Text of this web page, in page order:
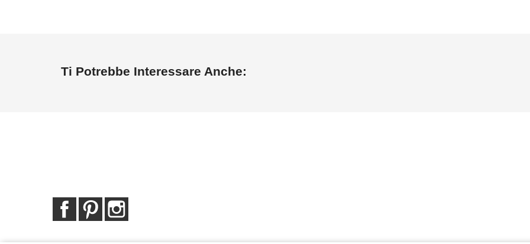
Ti Potrebbe Interessare Anche:
FacebookPinterest